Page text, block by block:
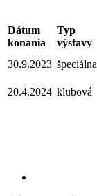
Dátum
konania
Typ
výstavy
30.9.2023 špeciálna
20.4.2024 klubová